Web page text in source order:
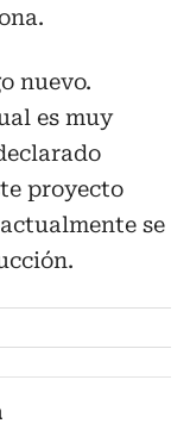
nuevo.
es muy
proyecto
se